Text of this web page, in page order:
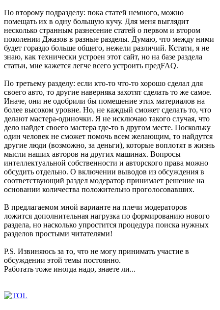
По второму подразделу: пока статей немного, можно
помещать их в одну большую кучу. Для меня выглядит
несколько странным разнесение статей о первом и втором
поколении Джазов в разные разделы. Думаю, что между ними
будет гораздо больше общего, нежели различий. Кстати, я не
знаю, как технически устроен этот сайт, но на базе раздела
статьи, мне кажется легче всего устроить предFAQ.
По третьему разделу: если кто-то что-то хорошо сделал для
своего авто, то другие наверняка захотят сделать то же самое.
Иначе, они не одобрили бы помещение этих материалов на
более высоком уровне. Но, не каждый сможет сделать то, что
делают мастера-одиночки. Я не исключаю такого случая, что
дело найдет своего мастера где-то в другом месте. Поскольку
один человек не сможет помочь всем желающим, то найдутся
другие люди (возможно, за деньги), которые воплотят в жизнь
мысли наших авторов на других машинах. Вопросы
интеллектуальной собственности и авторского права можно
обсудить отдельно. О включении выводов из обсуждения в
соответствующий раздел модератор принимает решение на
основании количества положительно проголосовавших.
В предлагаемом мной варианте на плечи модераторов
ложится дополнительная нагрузка по формированию нового
раздела, но насколько упростится процедура поиска нужных
разделов простыми читателями!
P.S. Извиняюсь за то, что не могу принимать участие в
обсуждении этой темы постоянно.
Работать тоже иногда надо, знаете ли...